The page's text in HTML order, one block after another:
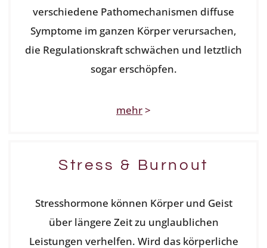
verschiedene Pathomechanismen diffuse
Symptome im ganzen Körper verursachen,
die Regulationskraft schwächen und letztlich
sogar erschöpfen.
mehr>
Stress & Burnout
Stresshormone können Körper und Geist
über längere Zeit zu unglaublichen
Leistungen verhelfen. Wird das körperliche